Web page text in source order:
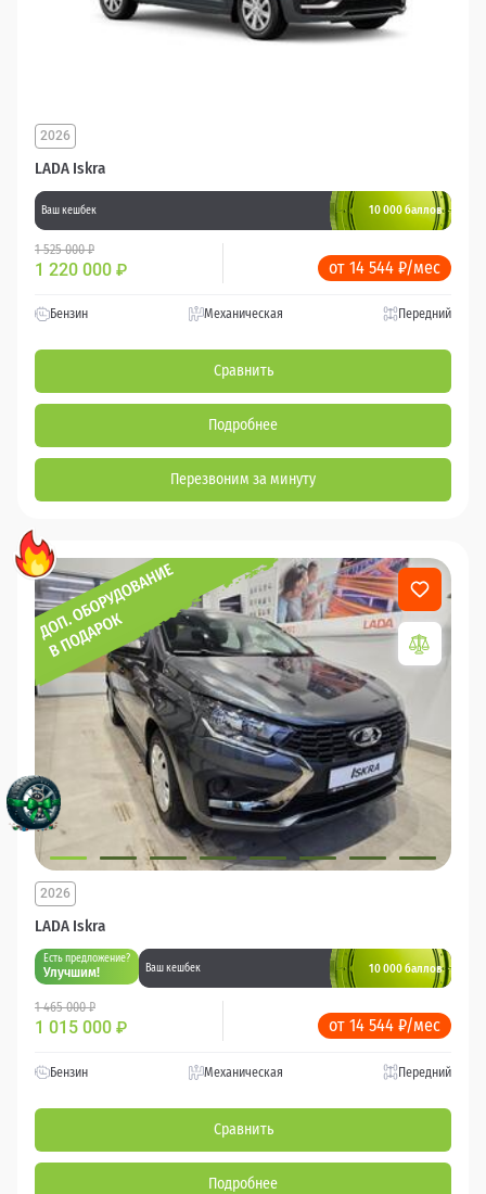
LADA Iskra
2026
Ваш кешбек 10 000 баллов
1 525 000 ₽
1 220 000 ₽ от 14 544 ₽/мес
Бензин Механическая Передний
Сравнить
Подробнее
Перезвоним за минуту
LADA Iskra
2026
Есть предложение?
Улучшим! Ваш кешбек 10 000 баллов
1 465 000 ₽
1 015 000 ₽ от 14 544 ₽/мес
Бензин Механическая Передний
Сравнить
Подробнее